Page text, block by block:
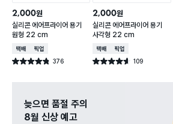
2,000원
실리콘 에어프라이어 용기
원형 22 cm
택배배송매장픽업
별점 4.8점 376
건 작성
2,000원
실리콘 에어프라이어 용기
사각형 22 cm
택배배송매장픽업
별점 4.6점 109
건 작성
늦으면 품절 주의
8월 신상 예고